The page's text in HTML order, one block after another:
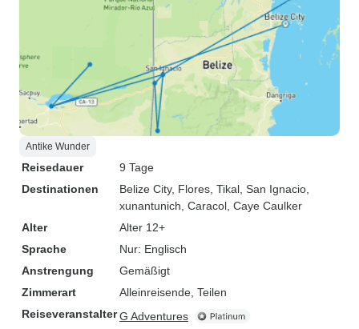
Antike Wunder
Reisedauer
9 Tage
Destinationen
Belize City, Flores , Tikal , San Ignacio
xunantunich , Caracol , Caye Caulker
Alter
Alter 12+
Sprache
Nur: Englisch
Anstrengung
Gemäßigt
Zimmerart
Alleinreisende, Teilen
ReiseveranstalterG Adventures